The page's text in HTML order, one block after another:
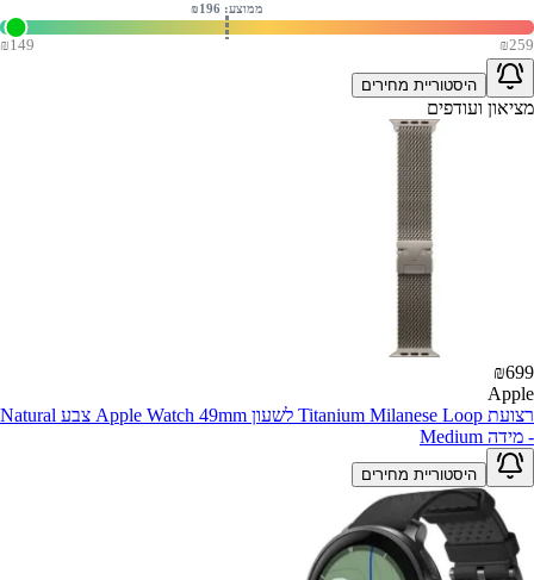
₪149 ₪259
ממוצע: ₪ 196
היסטוריית מחירים
מציאון ועודפים
₪699
Apple
רצועת Titanium Milanese Loop לשעון Apple Watch 49mm צבע Natural
- מידה Medium
היסטוריית מחירים